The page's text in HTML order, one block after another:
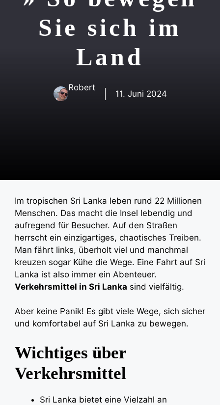
Sie sich im
Land
Robert
11. Juni 2024
Im tropischen Sri Lanka leben rund 22 Millionen
Menschen. Das macht die Insel lebendig und
aufregend für Besucher. Auf den Straßen
herrscht ein einzigartiges, chaotisches Treiben.
Man fährt links, überholt viel und manchmal
kreuzen sogar Kühe die Wege. Eine Fahrt auf Sri
Lanka ist also immer ein Abenteuer.
Verkehrsmittel in Sri Lanka sind vielfältig.
Aber keine Panik! Es gibt viele Wege, sich sicher
und komfortabel auf Sri Lanka zu bewegen.
Wichtiges über
Verkehrsmittel
Sri Lanka bietet eine Vielzahl an